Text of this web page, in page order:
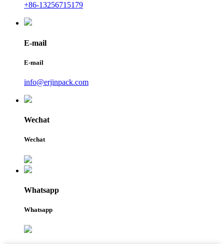
+86-13256715179
E-mail
E-mail
info@erjinpack.com
Wechat
Wechat
Whatsapp
Whatsapp